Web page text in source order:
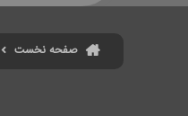
صفحه نخست